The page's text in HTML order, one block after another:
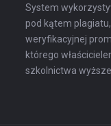
System
pod kątem
weryfikacyjnej
którego
szkolnictwa